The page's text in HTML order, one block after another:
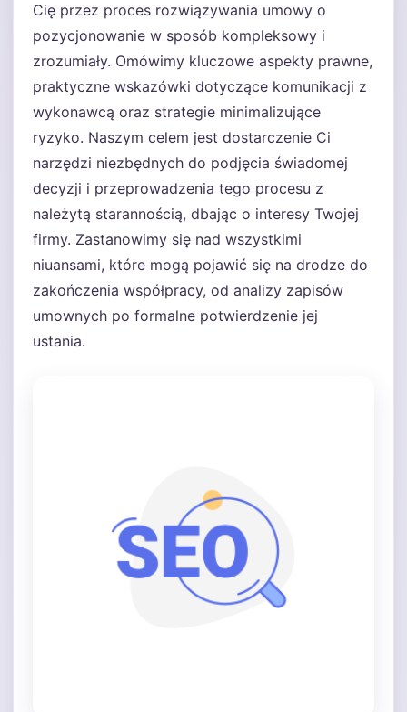
Cię przez proces rozwiązywania umowy o
pozycjonowanie w sposób kompleksowy i
zrozumiały. Omówimy kluczowe aspekty prawne,
praktyczne wskazówki dotyczące komunikacji z
wykonawcą oraz strategie minimalizujące
ryzyko. Naszym celem jest dostarczenie Ci
narzędzi niezbędnych do podjęcia świadomej
decyzji i przeprowadzenia tego procesu z
należytą starannością, dbając o interesy Twojej
firmy. Zastanowimy się nad wszystkimi
niuansami, które mogą pojawić się na drodze do
zakończenia współpracy, od analizy zapisów
umownych po formalne potwierdzenie jej
ustania.